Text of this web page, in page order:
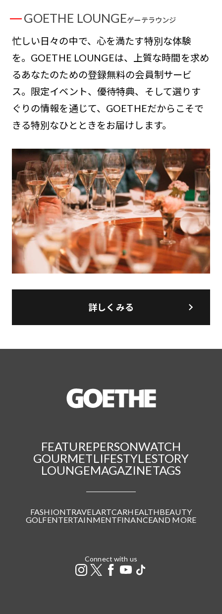
GOETHE LOUNGEゲーテラウンジ
忙しい日々の中で、心を満たす特別な体験
を。GOETHE LOUNGEは、上質な時間を求め
るあなたのための登録無料の会員制サービ
ス。限定イベント、優待特典、そして選りす
ぐりの情報を通じて、GOETHEだからこそで
きる特別なひとときをお届けします。
詳しくみる
FEATUREPERSONWATCH
GOURMETLIFESTYLESTORY
LOUNGEMAGAZINETAGS
FASHIONTRAVELARTCARHEALTHBEAUTY
GOLFENTERTAINMENTFINANCEAND MORE
Connect with us